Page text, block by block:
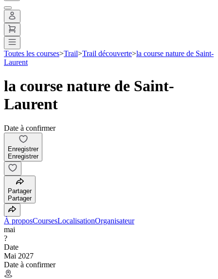
Toutes les courses>Trail>Trail découverte>la course nature de Saint-
Laurent
la course nature de Saint-
Laurent
Date à confirmer
Enregistrer
Enregistrer
Partager
Partager
À proposCoursesLocalisationOrganisateur
mai
?
Date
Mai 2027
Date à confirmer